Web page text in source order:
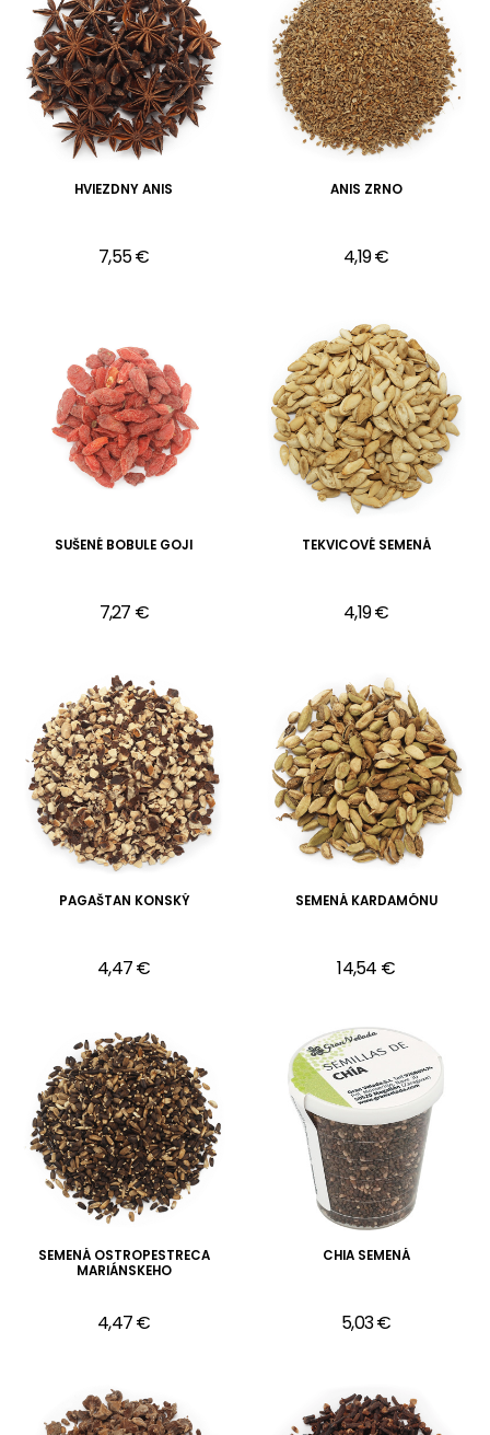
HVIEZDNY ANIS
7,55 €
ANIS ZRNO
4,19 €
SUŠENÉ BOBULE GOJI
7,27 €
TEKVICOVÉ SEMENÁ
4,19 €
PAGAŠTAN KONSKÝ
4,47 €
SEMENÁ KARDAMÓNU
14,54 €
SEMENÁ OSTROPESTRECA
MARIÁNSKEHO
4,47 €
CHIA SEMENÁ
5,03 €